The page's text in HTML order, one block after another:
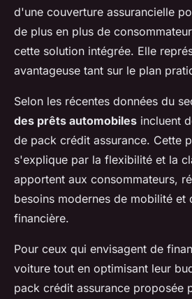
d'une couverture assurancielle
de plus en plus de
cette solution intégrée. Elle
avantageuse tant sur le plan
Selon les récentes données du
des prêts automobiles incluent
de pack crédit assurance. Cette
s'explique par la flexibilité et la
apportent aux consommateurs,
besoins modernes de mobilité et
financière.
Pour ceux qui envisagent de
voiture tout en optimisant leur
pack crédit assurance proposée